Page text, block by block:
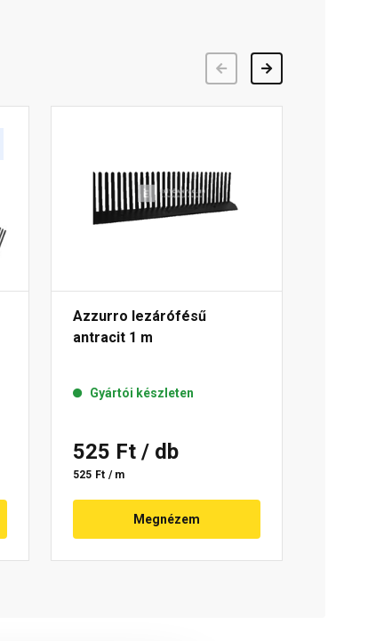
Azzurro lezárófésű
antracit 1 m
Gyártói készleten
525 Ft / db
525 Ft / m
Megnézem